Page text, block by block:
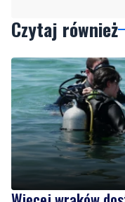
Czytaj również